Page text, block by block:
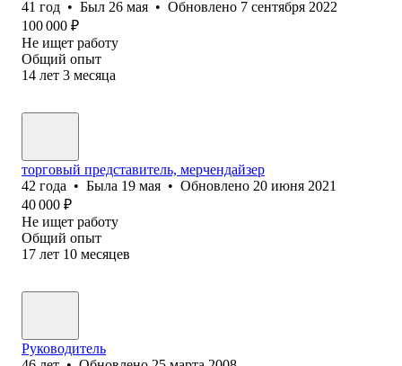
41 год • Был 26 мая • Обновлено 7 сентября 2022
100 000 ₽
Не ищет работу
Общий опыт
14 лет 3 месяца
торговый представитель, мерчендайзер
42 года • Была 19 мая • Обновлено 20 июня 2021
40 000 ₽
Не ищет работу
Общий опыт
17 лет 10 месяцев
Руководитель